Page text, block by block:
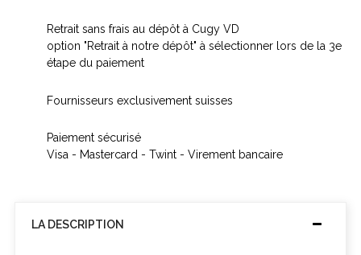
Retrait sans frais au dépôt à Cugy VD
option "Retrait à notre dépôt" à sélectionner lors de la 3e
étape du paiement
Fournisseurs exclusivement suisses
Paiement sécurisé
Visa - Mastercard - Twint - Virement bancaire
LA DESCRIPTION